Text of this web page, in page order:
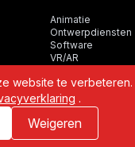
Animatie
Ontwerpdiensten
Software
VR/AR
website te
.
Weigeren